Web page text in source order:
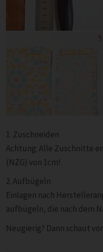
1. Zuschneiden
Achtung: Alle Zuschnitte
(NZG) von 1cm!
2. Aufbügeln
Einlagen nach
aufbügeln, die nach dem
Neugierig? Dann schaut